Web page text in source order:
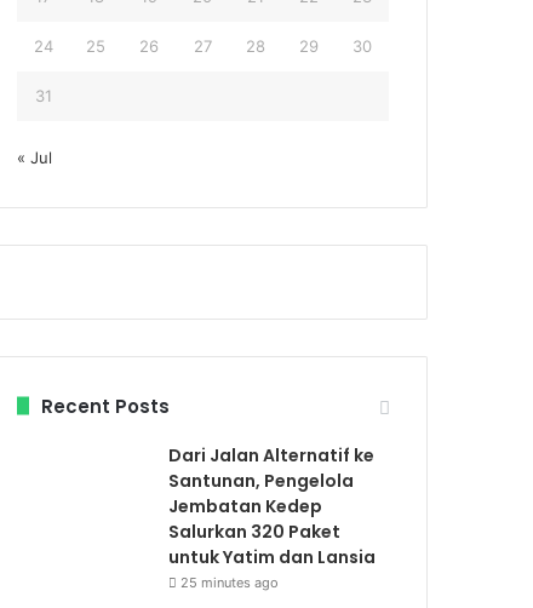
24 25 26 27 28 29 30
31
« Jul
Recent Posts
Dari Jalan Alternatif ke
Santunan, Pengelola
Jembatan Kedep
Salurkan 320 Paket
untuk Yatim dan Lansia
25 minutes ago